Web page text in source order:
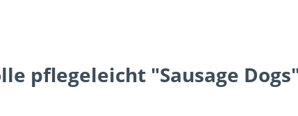
pflegeleicht "Sausage